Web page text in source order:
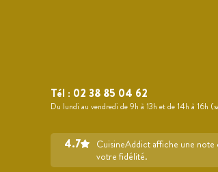
Tél : 02 38 85 04 62
Du lundi au vendredi de 9h à 13h et de 14h à 16h
4.7
CuisineAddict affiche une
votre fidélité.